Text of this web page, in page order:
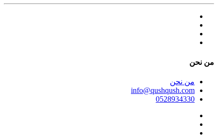
ﻣﻦ ﻧﺤﻦ
ﻣﻦ ﻧﺤﻦ
info@qushqush.com
0528934330